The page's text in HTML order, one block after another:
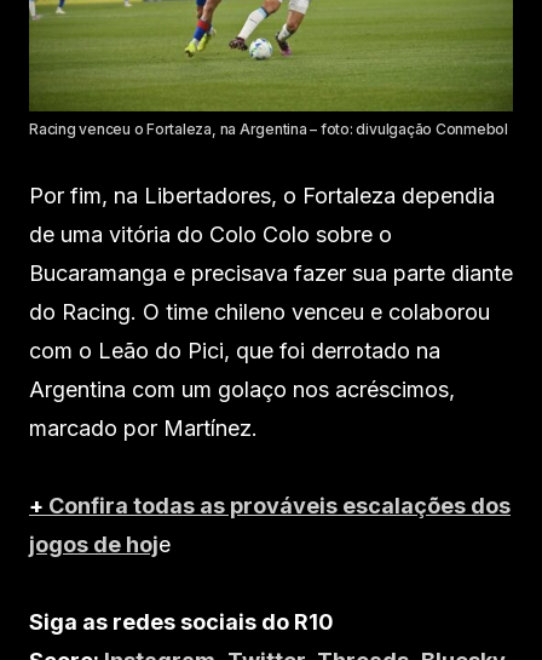
Racing venceu o Fortaleza, na Argentina – foto: divulgação Conmebol
Por fim, na Libertadores, o Fortaleza dependia
de uma vitória do Colo Colo sobre o
Bucaramanga e precisava fazer sua parte diante
do Racing. O time chileno venceu e colaborou
com o Leão do Pici, que foi derrotado na
Argentina com um golaço nos acréscimos,
marcado por Martínez.
+ Confira todas as prováveis escalações dos
jogos de hoje
Siga as redes sociais do R10